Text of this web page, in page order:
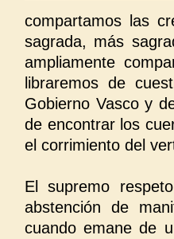
compartamos las
sagrada, más
ampliamente
libraremos de
Gobierno Vasco y
de encontrar los
el corrimiento del
El supremo
abstención de
cuando emane de